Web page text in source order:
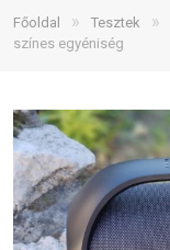
Főoldal » Tesztek »
színes egyéniség